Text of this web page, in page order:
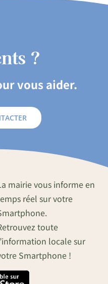
?
vous aider.
mairie vous informe en
réel sur votre
toute
locale sur
Smartphone !